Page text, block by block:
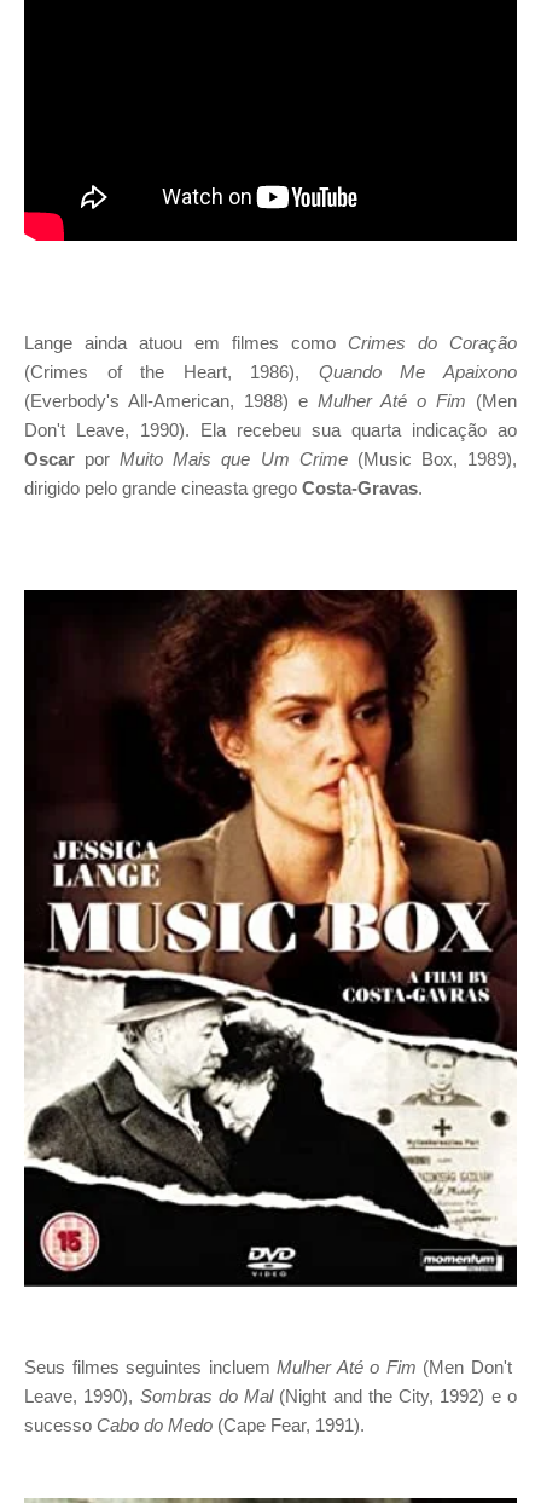
Lange ainda atuou em filmes como Crimes do Coração
(Crimes of the Heart, 1986), Quando Me Apaixono
(Everbody's All-American, 1988) e Mulher Até o Fim (Men
Don't Leave, 1990). Ela recebeu sua quarta indicação ao
Oscar porMuito Mais que Um Crime (Music Box, 1989),
dirigido pelo grande cineasta grego Costa-Gravas.
Seus filmes seguintes incluemMulher Até o Fim (Men Don't
Leave, 1990), Sombras do Mal(Night and the City, 1992) e o
sucesso Cabo do Medo (Cape Fear, 1991).